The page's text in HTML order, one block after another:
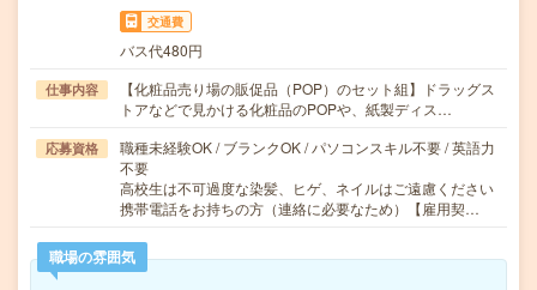
交通費
バス代480円
仕事内容
【化粧品売り場の販促品（POP）のセット組】ドラッグス
トアなどで見かける化粧品のPOPや、紙製ディス…
応募資格
職種未経験OK / ブランクOK / パソコンスキル不要 / 英語力
不要
高校生は不可過度な染髪、ヒゲ、ネイルはご遠慮ください
携帯電話をお持ちの方（連絡に必要なため）【雇用契…
職場の雰囲気